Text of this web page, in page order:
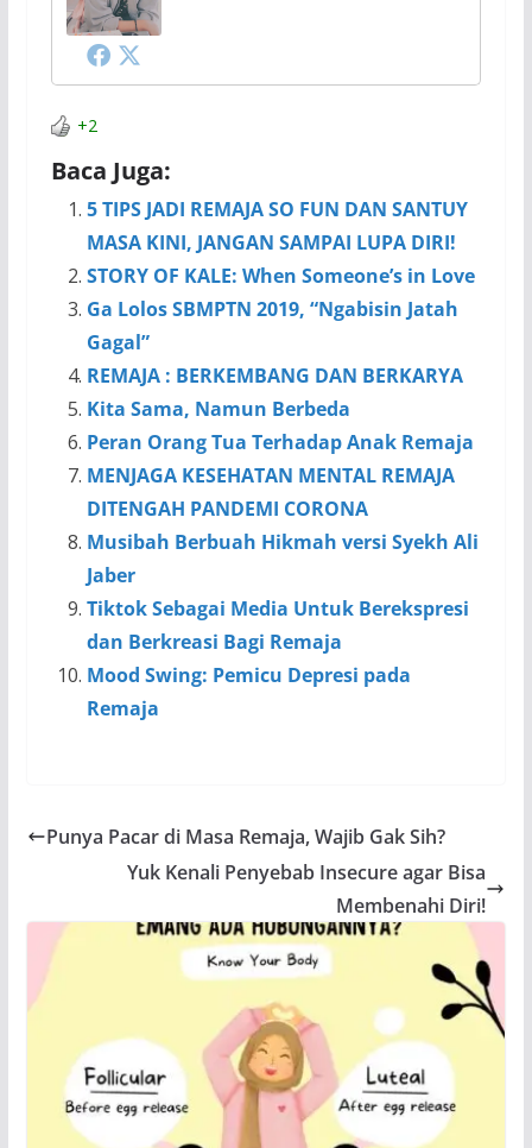
+2
Baca Juga:
5 TIPS JADI REMAJA SO FUN DAN SANTUY
MASA KINI, JANGAN SAMPAI LUPA DIRI!
STORY OF KALE: When Someone’s in Love
Ga Lolos SBMPTN 2019, “Ngabisin Jatah
Gagal”
REMAJA : BERKEMBANG DAN BERKARYA
Kita Sama, Namun Berbeda
Peran Orang Tua Terhadap Anak Remaja
MENJAGA KESEHATAN MENTAL REMAJA
DITENGAH PANDEMI CORONA
Musibah Berbuah Hikmah versi Syekh Ali
Jaber
Tiktok Sebagai Media Untuk Berekspresi
dan Berkreasi Bagi Remaja
Mood Swing: Pemicu Depresi pada
Remaja
Punya Pacar di Masa Remaja, Wajib Gak Sih?
Yuk Kenali Penyebab Insecure agar Bisa
Membenahi Diri!